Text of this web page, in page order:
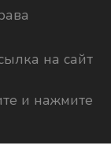
на сайт
и нажмите